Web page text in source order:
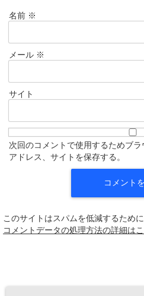
名前 ※
メール ※
サイト
次回のコメントで使用するためブ
アドレス、サイトを保存する。
このサイトはスパムを低減するため
コメントデータの処理方法の詳細は